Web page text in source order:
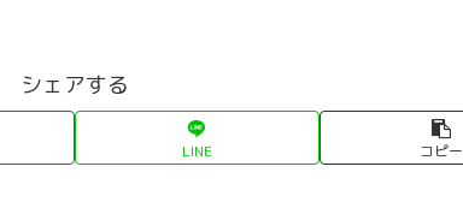
シェアする
LINE コピー